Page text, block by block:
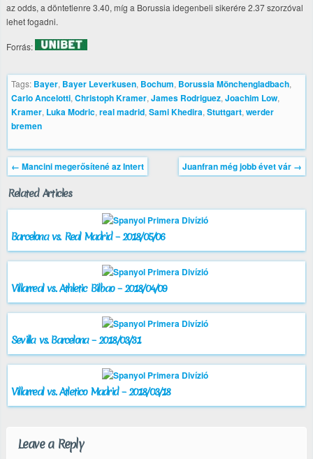
az odds, a döntetlenre 3.40, míg a Borussia idegenbeli sikerére 2.37 szorzóval
lehet fogadni.
Forrás:
Tags: Bayer, Bayer Leverkusen, Bochum, Borussia Mönchengladbach,
Carlo Ancelotti, Christoph Kramer, James Rodriguez, Joachim Low,
Kramer, Luka Modric, real madrid, Sami Khedira, Stuttgart, werder
bremen
← Mancini megerősítené az Intert Juanfran még jobb évet vár →
Related Articles
Barcelona vs. Real Madrid – 2018/05/06
Villarreal vs. Athletic Bilbao – 2018/04/09
Sevilla vs. Barcelona – 2018/03/31
Villarreal vs. Atletico Madrid – 2018/03/18
Leave a Reply